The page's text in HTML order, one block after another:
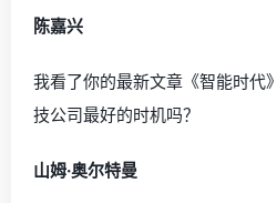
陈嘉兴
我看了你的最新文章《智能时代
技公司最好的时机吗？
山姆·奥尔特曼